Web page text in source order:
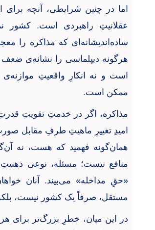
اما در چنین شرایطی، آنچه برای
عقلانیتِ راهبردی است. کشور
ساده‌اندیشانه‌ای که مذاکره را
هرگونه دیپلماسی را نشانه‌ی ضعف
است و نه انکارِ واقعیتِ
ممکن است.
مذاکره، اگر در خدمتِ تقویتِ
امیدِ تغییرِ ماهیتِ طرفِ مقابل
همان‌گونه فهمید که هست، نه
منافع نیست؛ مسئله، نوعی
«حقِ مداخله» می‌بیند. آنان
مستقل، صرفاً یک کشور نیست،
در این میان، خطرِ بزرگ‌تر برای